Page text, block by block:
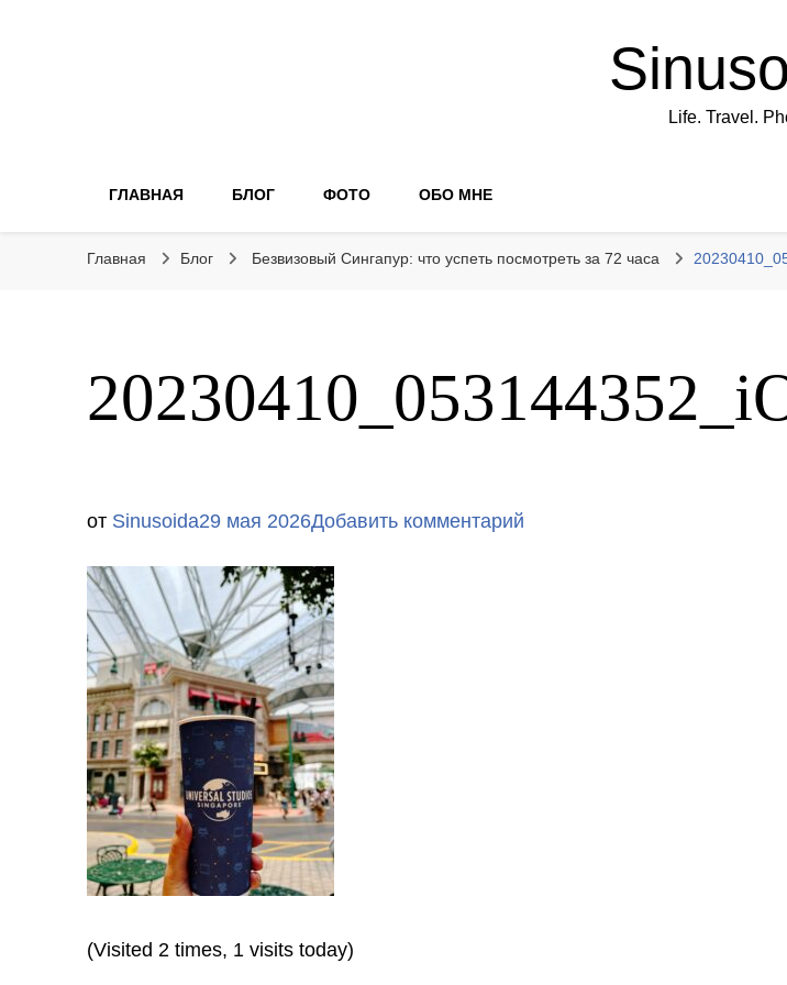
Life. Travel.
ГЛАВНАЯ БЛОГ ФОТО ОБО МНЕ
Главная Блог Безвизовый Сингапур: что успеть посмотреть за 72 часа
от Sinusoida29 мая 2026Добавить комментарий
(Visited 2 times, 1 visits today)